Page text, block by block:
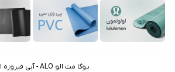
یوگا مت الو ALO - آبی فیروزه ای الاینمنت